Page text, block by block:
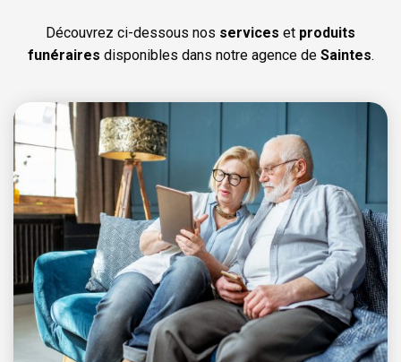
Découvrez ci-dessous nos services et produits
funéraires disponibles dans notre agence de Saintes.